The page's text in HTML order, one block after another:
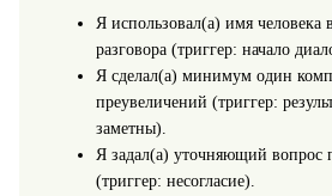
Я использовал(а) имя человека
разговора (триггер: начало
Я сделал(а) минимум один
преувеличений (триггер:
заметны).
Я задал(а) уточняющий вопрос
(триггер: несогласие).